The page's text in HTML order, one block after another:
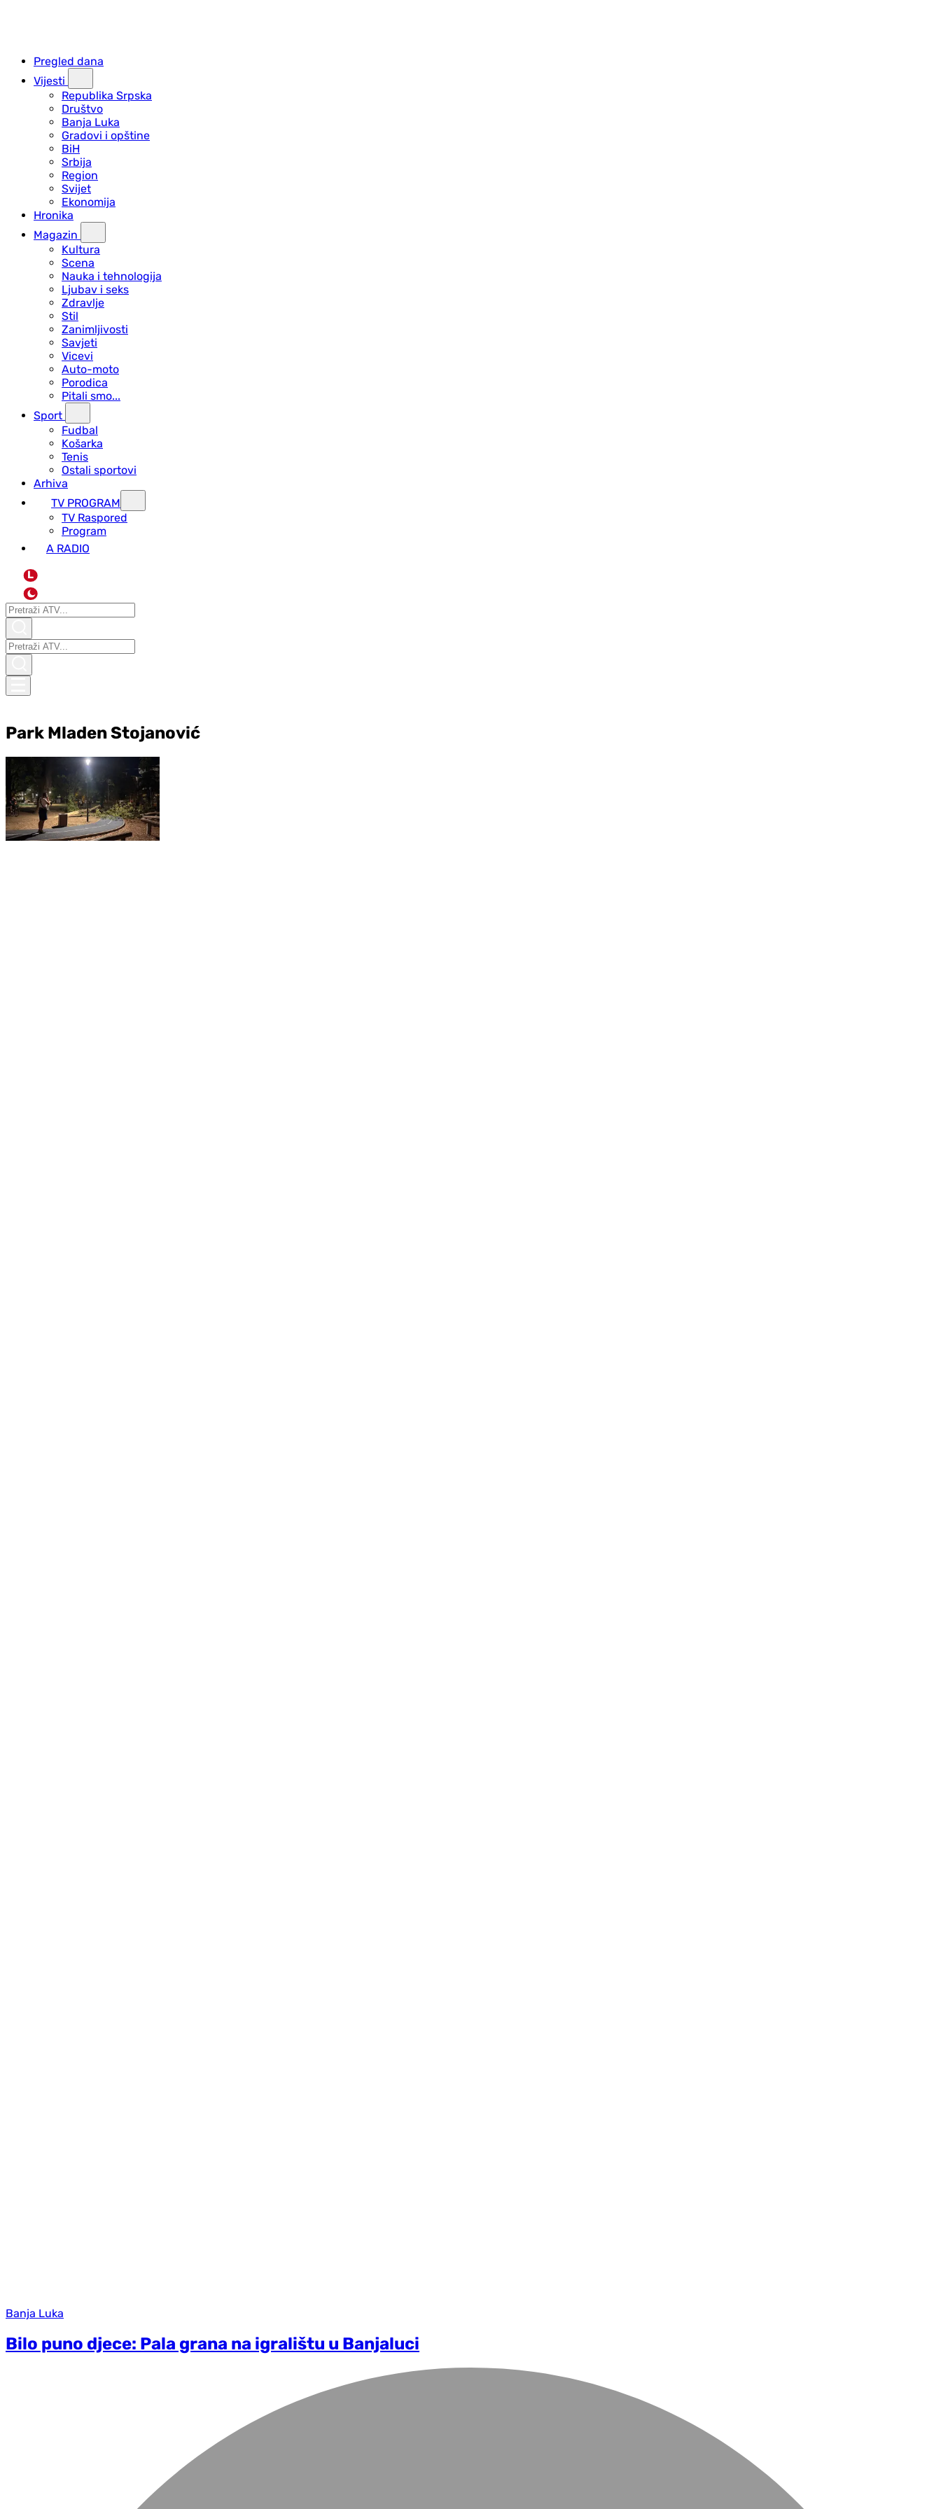
Pregled dana
Vijesti
Republika Srpska
Društvo
Banja Luka
Gradovi i opštine
BiH
Srbija
Region
Svijet
Ekonomija
Hronika
Magazin
Kultura
Scena
Nauka i tehnologija
Ljubav i seks
Zdravlje
Stil
Zanimljivosti
Savjeti
Vicevi
Auto-moto
Porodica
Pitali smo...
Sport
Fudbal
Košarka
Tenis
Ostali sportovi
Arhiva
TV PROGRAM
ТV Raspored
Program
A RADIO
L
Park Mladen Stojanović
Banja Luka
Bilo puno djece: Pala grana na igralištu u Banjaluci